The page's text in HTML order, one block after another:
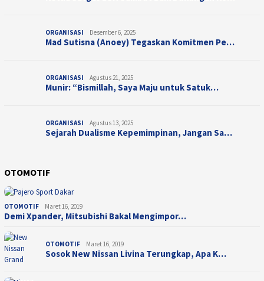
ORGANISASI Desember 6, 2025
Mad Sutisna (Anoey) Tegaskan Komitmen Pe…
ORGANISASI Agustus 21, 2025
Munir: “Bismillah, Saya Maju untuk Satuk…
ORGANISASI Agustus 13, 2025
Sejarah Dualisme Kepemimpinan, Jangan Sa…
OTOMOTIF
OTOMOTIF Maret 16, 2019
Demi Xpander, Mitsubishi Bakal Mengimpor…
OTOMOTIF Maret 16, 2019
Sosok New Nissan Livina Terungkap, Apa K…